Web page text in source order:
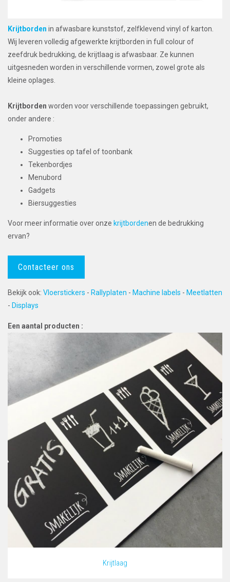
Krijtborden in afwasbare kunststof, zelfklevend vinyl of karton.
Wij leveren volledig afgewerkte krijtborden in full colour of
zeefdruk bedrukking, de krijtlaag is afwasbaar. Ze kunnen
uitgesneden worden in verschillende vormen, zowel grote als
kleine oplages.
Krijtborden worden voor verschillende toepassingen gebruikt,
onder andere :
Promoties
Suggesties op tafel of toonbank
Tekenbordjes
Menubord
Gadgets
Biersuggesties
Voor meer informatie over onze krijtbordenen de bedrukking
ervan?
Contacteer ons
Bekijk ook: Vloerstickers - Rallyplaten - Machine labels - Meetlatten
- Displays
Een aantal producten :
Krijtlaag